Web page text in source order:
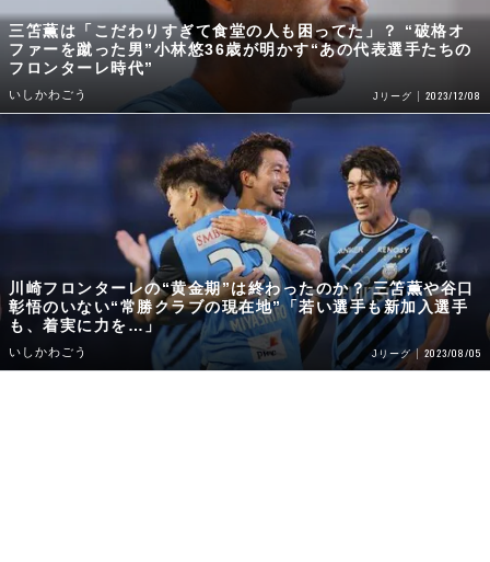
三笘薫は「こだわりすぎて食堂の人も困ってた」？ “破格オ
ファーを蹴った男”小林悠36歳が明かす“あの代表選手たちの
フロンターレ時代”
いしかわごう Jリーグ 2023/12/08
川崎フロンターレの“黄金期”は終わったのか？ 三笘薫や谷口
彰悟のいない“常勝クラブの現在地”「若い選手も新加入選手
も、着実に力を…」
いしかわごう Jリーグ 2023/08/05